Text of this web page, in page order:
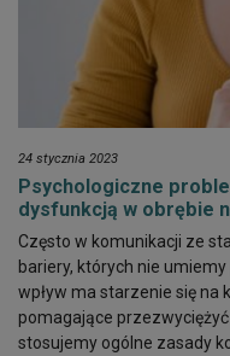
24 stycznia 2023
Psychologiczne
dysfunkcją w obrębie
Często w komunikacji ze
bariery, których nie
wpływ ma starzenie się na
pomagające
stosujemy ogólne zasady